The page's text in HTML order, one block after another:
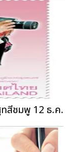
สีชมพู 12 ธ.ค.